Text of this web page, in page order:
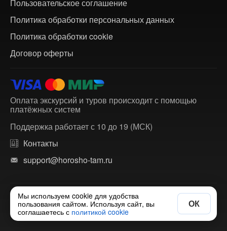
Пользовательское соглашение
Политика обработки персональных данных
Политика обработки cookie
Договор оферты
Оплата экскурсий и туров происходит с помощью
платёжных систем
Поддержка работает с 10 до 19 (МСК)
Контакты
support@horosho-tam.ru
© 2018-2026 ХорошоТам — агрегатор экскурсий и
многодневных туров по России и зарубежью.
Мы используем cookie для удобства
пользования сайтом. Используя сайт, вы
соглашаетесь с политикой cookie
ОК